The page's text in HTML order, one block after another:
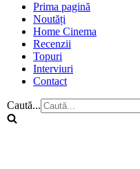
Prima pagină
Noutăți
Home Cinema
Recenzii
Topuri
Interviuri
Contact
Caută...